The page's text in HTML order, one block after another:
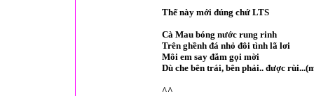
Thế này mới đúng chứ LTS
Cà Mau bóng nước rung rinh
Trên ghềnh đá nhỏ đôi tình lã lơi
Môi em say đắm gọi mời
Dù che bên trái, bên phải.. được
^^